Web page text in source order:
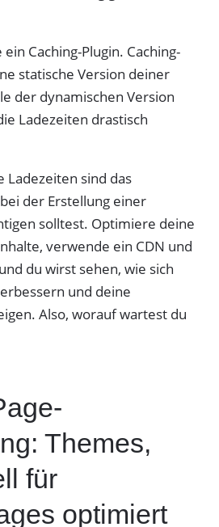
Caching-Plugin. Caching-
statische Version deiner
der dynamischen Version
Ladezeiten drastisch
Ladezeiten sind das
der Erstellung einer
solltest. Optimiere deine
verwende ein CDN und
du wirst sehen, wie sich
und deine
Also, worauf wartest du
Themes,
für
optimiert